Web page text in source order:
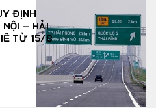
ĐỊNH
NỘI – HẢI
TỪ 15/8